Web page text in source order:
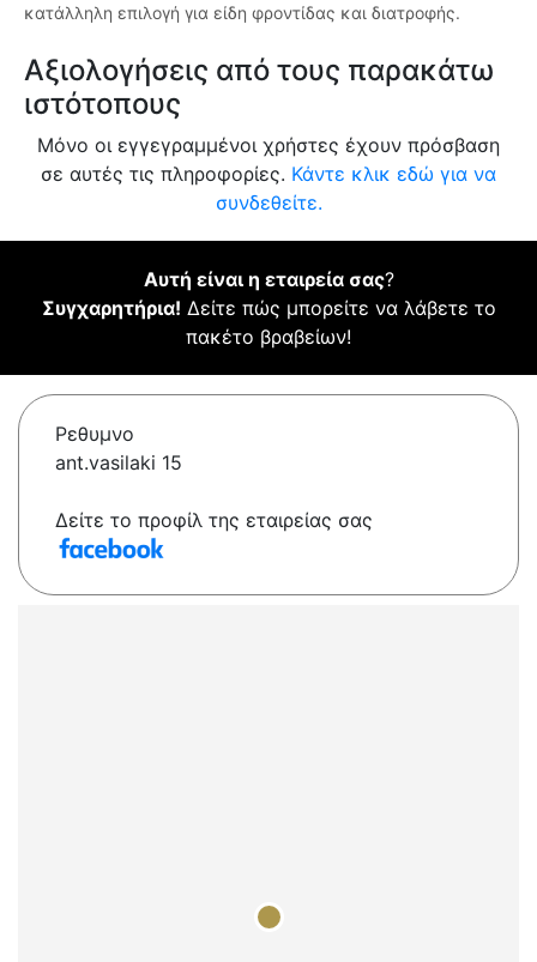
κατάλληλη επιλογή για είδη φροντίδας και διατροφής.
Αξιολογήσεις από τους παρακάτω
ιστότοπους
Μόνο οι εγγεγραμμένοι χρήστες έχουν πρόσβαση
σε αυτές τις πληροφορίες. Κάντε κλικ εδώ για να
συνδεθείτε.
Αυτή είναι η εταιρεία σας?
Συγχαρητήρια! Δείτε πώς μπορείτε να λάβετε το
πακέτο βραβείων!
Ρεθυμνο
ant.vasilaki 15
Δείτε το προφίλ της εταιρείας σας